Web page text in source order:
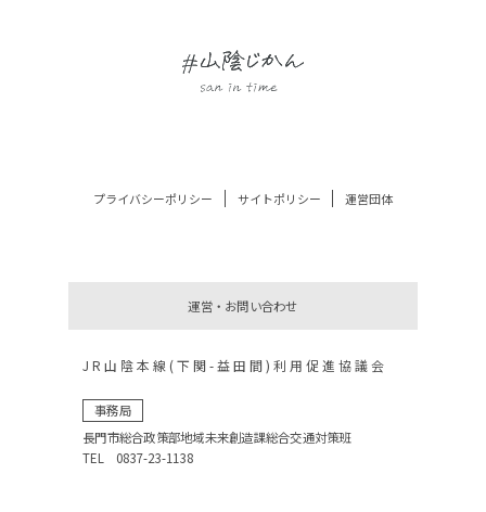
プライバシーポリシー サイトポリシー 運営団体
運営・お問い合わせ
JR山陰本線(下関-益田間)利用促進協議会
事務局
長門市総合政策部地域未来創造課総合交通対策班
TEL 0837-23-1138